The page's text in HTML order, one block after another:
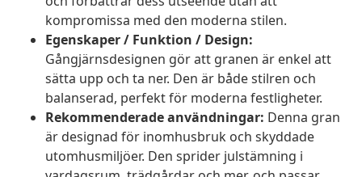
kompromissa med den moderna stilen.
Egenskaper / Funktion / Design:
Gångjärnsdesignen gör att granen är enkel att
sätta upp och ta ner. Den är både stilren och
balanserad, perfekt för moderna festligheter.
Rekommenderade användningar: Denna gran
är designad för inomhusbruk och skyddade
utomhusmiljöer. Den sprider julstämning i